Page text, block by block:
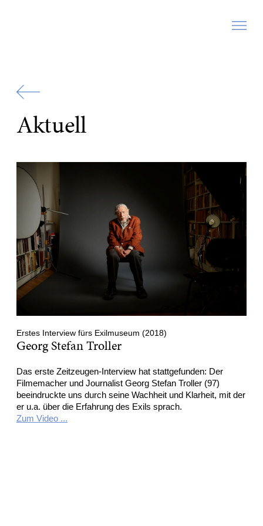
Aktuell
Erstes Interview fürs Exilmuseum (2018)
Georg Stefan Troller
Das erste Zeitzeugen-Interview hat stattgefunden: Der
Filmemacher und Journalist Georg Stefan Troller (97)
beeindruckte uns durch seine Wachheit und Klarheit, mit der
er u.a. über die Erfahrung des Exils sprach.
Zum Video ...